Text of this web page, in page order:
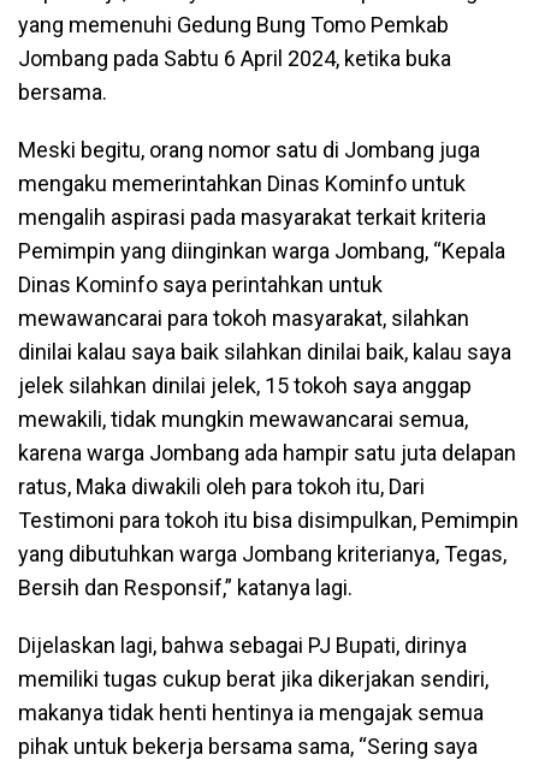
yang memenuhi Gedung Bung Tomo Pemkab
Jombang pada Sabtu 6 April 2024, ketika buka
bersama.
Meski begitu, orang nomor satu di Jombang juga
mengaku memerintahkan Dinas Kominfo untuk
mengalih aspirasi pada masyarakat terkait kriteria
Pemimpin yang diinginkan warga Jombang, “Kepala
Dinas Kominfo saya perintahkan untuk
mewawancarai para tokoh masyarakat, silahkan
dinilai kalau saya baik silahkan dinilai baik, kalau saya
jelek silahkan dinilai jelek, 15 tokoh saya anggap
mewakili, tidak mungkin mewawancarai semua,
karena warga Jombang ada hampir satu juta delapan
ratus, Maka diwakili oleh para tokoh itu, Dari
Testimoni para tokoh itu bisa disimpulkan, Pemimpin
yang dibutuhkan warga Jombang kriterianya, Tegas,
Bersih dan Responsif,” katanya lagi.
Dijelaskan lagi, bahwa sebagai PJ Bupati, dirinya
memiliki tugas cukup berat jika dikerjakan sendiri,
makanya tidak henti hentinya ia mengajak semua
pihak untuk bekerja bersama sama, “Sering saya